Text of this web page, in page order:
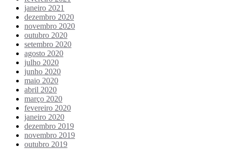
janeiro 2021
dezembro 2020
novembro 2020
outubro 2020
setembro 2020
agosto 2020
julho 2020
junho 2020
maio 2020
abril 2020
março 2020
fevereiro 2020
janeiro 2020
dezembro 2019
novembro 2019
outubro 2019